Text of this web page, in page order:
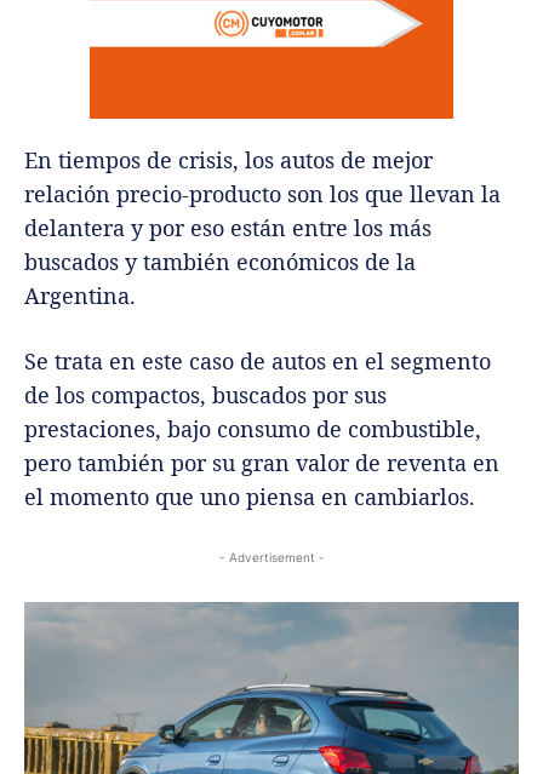
En tiempos de crisis, los autos de mejor
relación precio-producto son los que llevan la
delantera y por eso están entre los más
buscados y también económicos de la
Argentina.
Se trata en este caso de autos en el segmento
de los compactos, buscados por sus
prestaciones, bajo consumo de combustible,
pero también por su gran valor de reventa en
el momento que uno piensa en cambiarlos.
- Advertisement -